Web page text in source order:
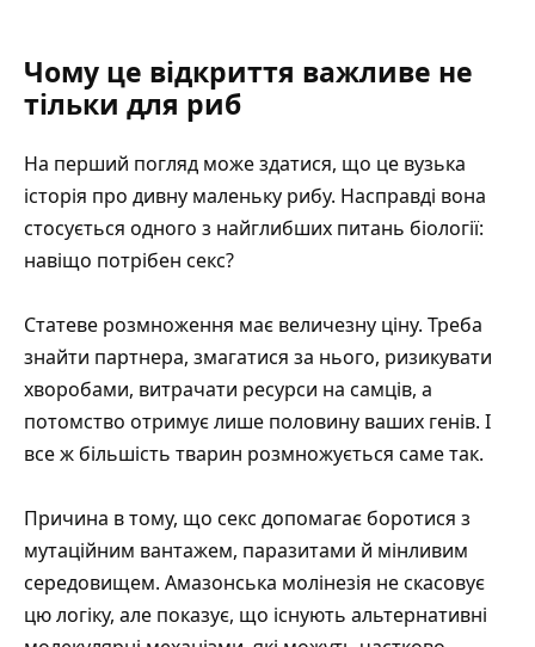
Чому це відкриття важливе не
тільки для риб
На перший погляд може здатися, що це вузька
історія про дивну маленьку рибу. Насправді вона
стосується одного з найглибших питань біології:
навіщо потрібен секс?
Статеве розмноження має величезну ціну. Треба
знайти партнера, змагатися за нього, ризикувати
хворобами, витрачати ресурси на самців, а
потомство отримує лише половину ваших генів. І
все ж більшість тварин розмножується саме так.
Причина в тому, що секс допомагає боротися з
мутаційним вантажем, паразитами й мінливим
середовищем. Амазонська молінезія не скасовує
цю логіку, але показує, що існують альтернативні